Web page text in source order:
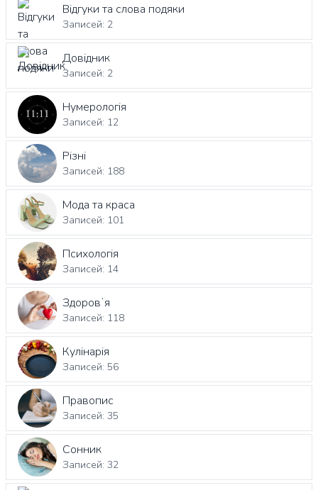
Відгуки та слова подяки
Записей: 2
Довідник
Записей: 2
Нумерологія
Записей: 12
Різні
Записей: 188
Мода та краса
Записей: 101
Психологія
Записей: 14
Здоровʼя
Записей: 118
Кулінарія
Записей: 56
Правопис
Записей: 35
Сонник
Записей: 32